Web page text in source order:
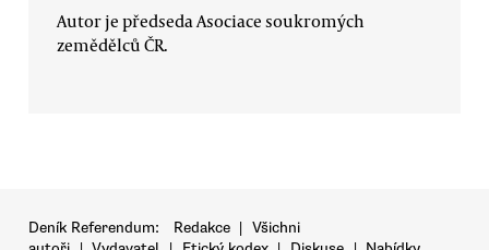
Autor je předseda Asociace soukromých
zemědělců ČR.
Deník Referendum: Redakce | Všichni